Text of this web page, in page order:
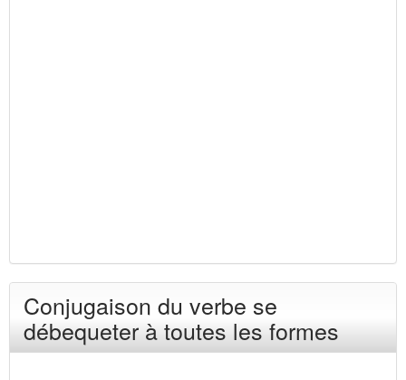
Conjugaison du verbe se
débequeter à toutes les formes